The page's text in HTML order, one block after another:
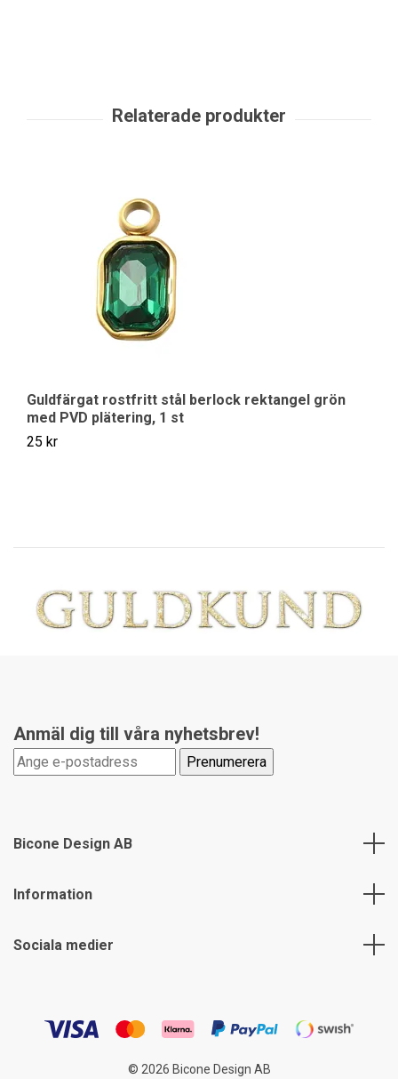
Guldfärgat rostfritt stål berlock rektangel grön
med PVD plätering, 1 st
25 kr
Anmäl dig till våra nyhetsbrev!
Bicone Design AB
Information
Sociala medier
© 2026 Bicone Design AB